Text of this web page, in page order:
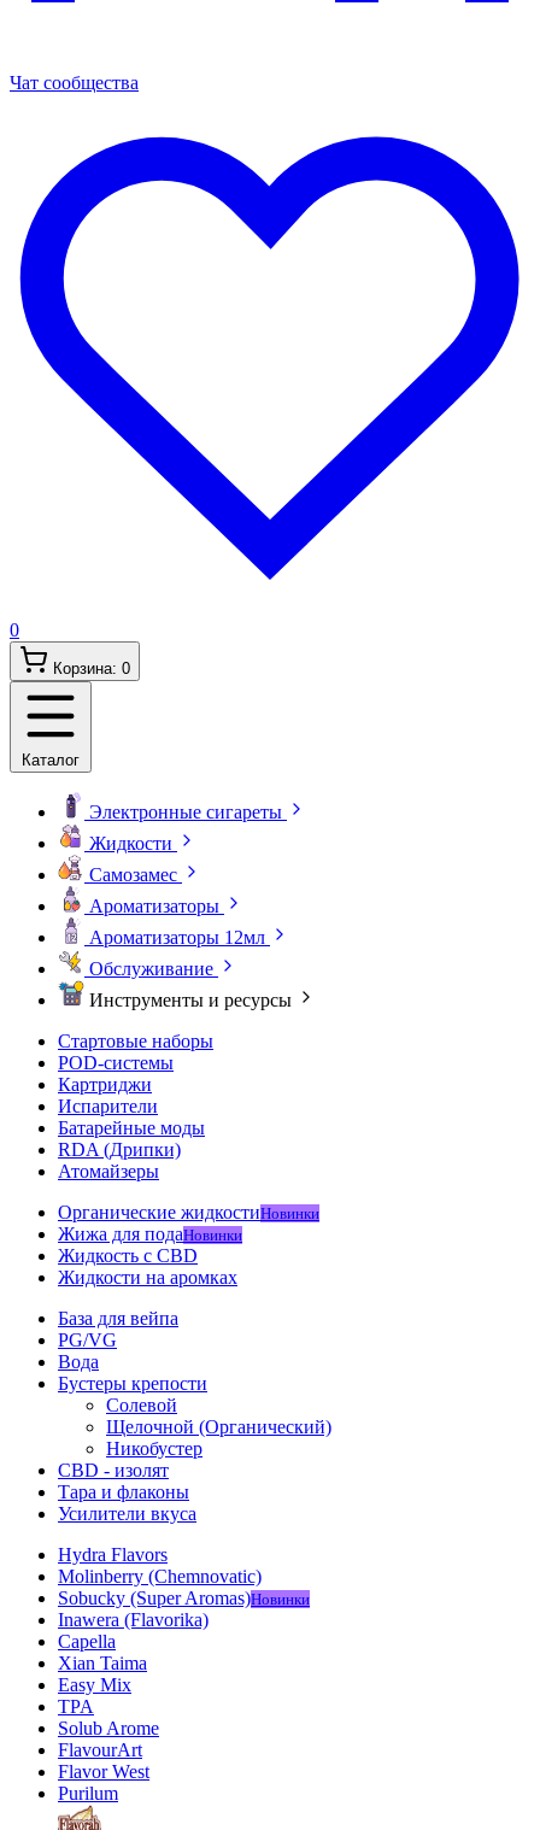
Чат сообщества
0
Корзина: 0
Каталог
Электронные сигареты
Жидкости
Самозамес
Ароматизаторы
Ароматизаторы 12мл
Обслуживание
Инструменты и ресурсы
Стартовые наборы
POD-системы
Картриджи
Испарители
Батарейные моды
RDA (Дрипки)
Атомайзеры
Органические жидкостиНовинки
Жижа для подаНовинки
Жидкость с CBD
Жидкости на аромках
База для вейпа
PG/VG
Вода
Бустеры крепости
Солевой
Щелочной (Органический)
Никобустер
CBD - изолят
Тара и флаконы
Усилители вкуса
Hydra Flavors
Molinberry (Chemnovatic)
Sobucky (Super Aromas)Новинки
Inawera (Flavorika)
Capella
Xian Taima
Easy Mix
TPA
Solub Arome
FlavourArt
Flavor West
Purilum